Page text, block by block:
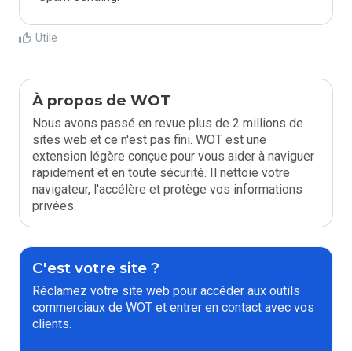
Utile
À propos de WOT
Nous avons passé en revue plus de 2 millions de
sites web et ce n'est pas fini. WOT est une
extension légère conçue pour vous aider à naviguer
rapidement et en toute sécurité. Il nettoie votre
navigateur, l'accélère et protège vos informations
privées.
C'est votre site ?
Réclamez votre site web pour accéder aux outils
commerciaux de WOT et entrer en contact avec vos
clients.